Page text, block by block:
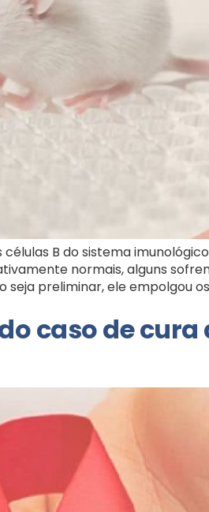
B do sistema
normais, alguns
preliminar, ele empolgou
caso de